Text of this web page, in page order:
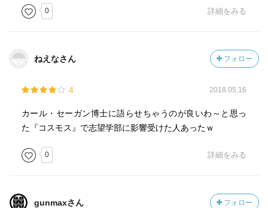
0 詳細をみる
ねえなさん フォロー
4 2018.05.16
カール・セーガン博士に語らせちゃうのが良いわ～と思っ
た『コスモス』で志望学部に影響受けた人あったｗ
0 詳細をみる
gunmaxさん フォロー